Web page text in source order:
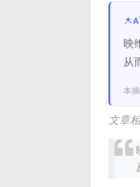
映
从
本
文章